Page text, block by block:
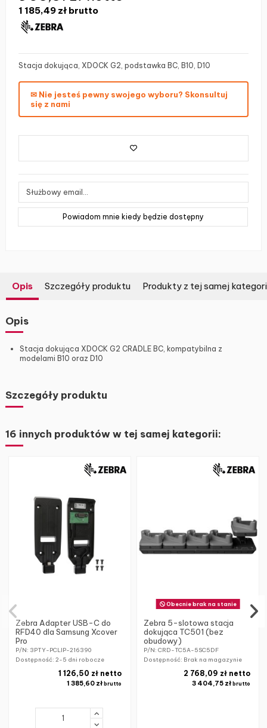
1 185,49 zł brutto
Stacja dokująca, XDOCK G2, podstawka BC, B10, D10
✉ Nie jesteś pewny swojego wyboru? Skonsultuj
się z nami
Opis Szczegóły produktu Produkty z tej samej
Opis
Stacja dokująca XDOCK G2 CRADLE BC, kompatybilna z
modelami B10 oraz D10
Szczegóły produktu
16 innych produktów w tej samej kategorii:
Zebra Adapter USB-C do
RFD40 dla Samsung Xcover
Pro
P/N: 3PTY-PCLIP-216390
Dostępność: 2-5 dni robocze
1 385,60 złbrutto
1 126,50 zł netto
Obecnie brak na stanie
Zebra 5-slotowa stacja
dokująca TC501 (bez
obudowy)
P/N: CRD-TC5A-5SC5DF
Dostępność: Brak na magazynie
3 404,75 zł brutto
2 768,09 zł netto